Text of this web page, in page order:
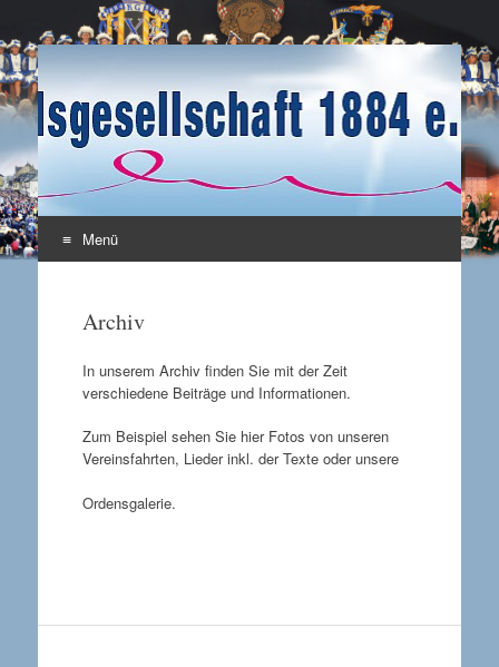
Karnevalsgesellschaft
1884 e.V.
Enkirch / Mosel
Menü
Archiv
In unserem Archiv finden Sie mit der Zeit
verschiedene Beiträge und Informationen.
Zum Beispiel sehen Sie hier Fotos von unseren
Vereinsfahrten, Lieder inkl. der Texte oder unsere
Ordensgalerie.